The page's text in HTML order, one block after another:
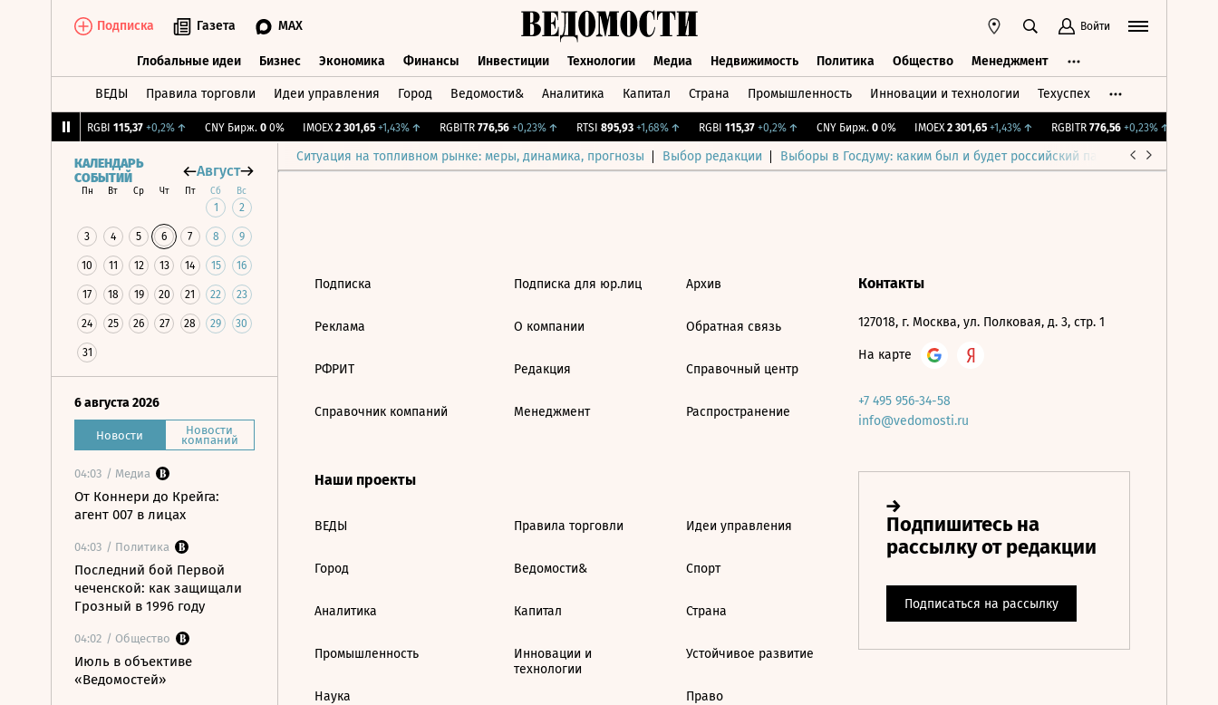
Подписка Газета MAX Войти
Глобальные идеи Бизнес Экономика Финансы Инвестиции Технологии Медиа Недвижимость Политика Общество Менеджмент
ВЕДЫ Правила торговли Идеи управления Город Ведомости& Аналитика Капитал Страна Промышленность Инновации и технологии Техуспех
RGBI 115,37 +0,2%↑ CNY Бирж. 0 0% IMOEX 2 301,65 +1,43%↑ RGBITR 776,56 +0,23%↑ RTSI 895,93 +1,68%↑ RGBI 115,37 +0,2%↑ CNY Бирж. 0 0% IMOEX 2 301,65 +1,43%↑ RGBITR 776,56 +0,23%↑
Ситуация на топливном рынке: меры, динамика, прогнозы Выбор редакции Выборы в Госдуму: каким был и будет российский парламент
КАЛЕНДАРЬ
СОБЫТИЙ
Август
Пн Вт Ср Чт Пт Сб Вс
1 2
3 4 5 6 7 8 9
10 11 12 13 14 15 16
17 18 19 20 21 22 23
24 25 26 27 28 29 30
31
6 августа 2026
Новости Новости
компаний
04:03 / Медиа
От Коннери до Крейга:
агент 007 в лицах
04:03 / Политика
Последний бой Первой
чеченской: как защищали
Грозный в 1996 году
04:02 / Общество
Июль в объективе
«Ведомостей»
Подписка
Реклама
РФРИТ
Справочник компаний
Подписка для юр.лиц
О компании
Редакция
Менеджмент
Архив
Обратная связь
Справочный центр
Распространение
Наши проекты
ВЕДЫ
Город
Аналитика
Промышленность
Наука
Правила торговли
Ведомости&
Капитал
Инновации и
технологии
Идеи управления
Спорт
Страна
Устойчивое развитие
Право
Контакты
127018, г. Москва, ул. Полковая, д. 3, стр. 1
На карте
+7 495 956-34-58
info@vedomosti.ru